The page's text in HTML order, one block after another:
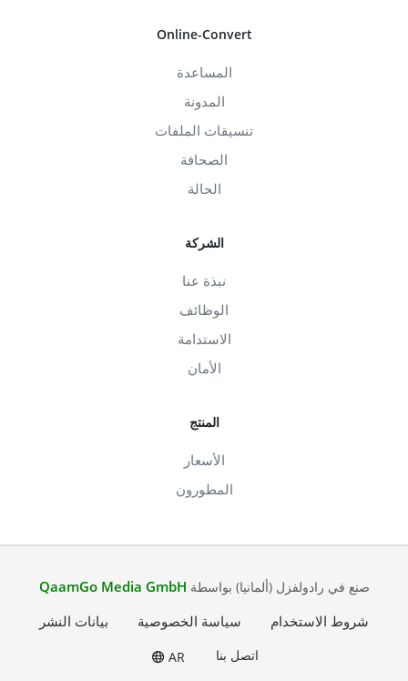
Online-Convert
المساعدة
المدونة
تنسيقات الملفات
الصحافة
الحالة
الشركة
نبذة عنا
الوظائف
الاستدامة
الأمان
المنتج
الأسعار
المطورون
صنع في رادولفزل (ألمانيا) بواسطة QaamGo Media GmbH
شروط الاستخدام
سياسة الخصوصية بيانات النشر
اتصل بنا AR